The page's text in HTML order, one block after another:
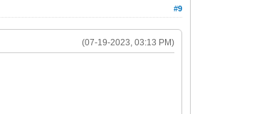
#9
(07-19-2023, 03:13 PM)